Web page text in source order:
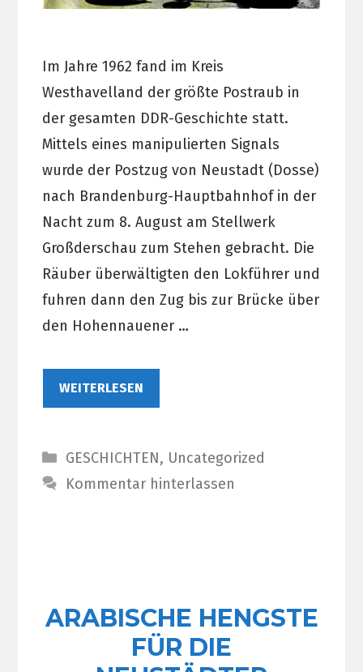
Im Jahre 1962 fand im Kreis
Westhavelland der größte Postraub in
der gesamten DDR-Geschichte statt.
Mittels eines manipulierten Signals
wurde der Postzug von Neustadt (Dosse)
nach Brandenburg-Hauptbahnhof in der
Nacht zum 8. August am Stellwerk
Großderschau zum Stehen gebracht. Die
Räuber überwältigten den Lokführer und
fuhren dann den Zug bis zur Brücke über
den Hohennauener …
WEITERLESEN
Kategorien
GESCHICHTEN, Uncategorized
Kommentar hinterlassen
ARABISCHE HENGSTE
FÜR DIE